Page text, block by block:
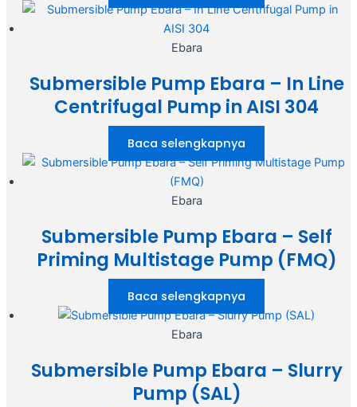
Ebara
Submersible Pump Ebara – In Line
Centrifugal Pump in AISI 304
Baca selengkapnya
Ebara
Submersible Pump Ebara – Self
Priming Multistage Pump (FMQ)
Baca selengkapnya
Ebara
Submersible Pump Ebara – Slurry
Pump (SAL)